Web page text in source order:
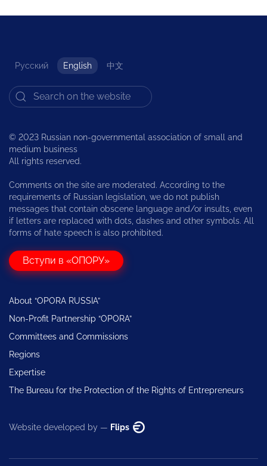
Русский English 中文
© 2023 Russian non-governmental association of small and
medium business
All rights reserved.
Comments on the site are moderated. According to the
requirements of Russian legislation, we do not publish
messages that contain obscene language and/or insults, even
if letters are replaced with dots, dashes and other symbols. All
forms of hate speech is also prohibited.
Вступи в «ОПОРУ»
About “OPORA RUSSIA”
Non-Profit Partnership “OPORA”
Committees and Commissions
Regions
Expertise
The Bureau for the Protection of the Rights of Entrepreneurs
Website developed by — Flips